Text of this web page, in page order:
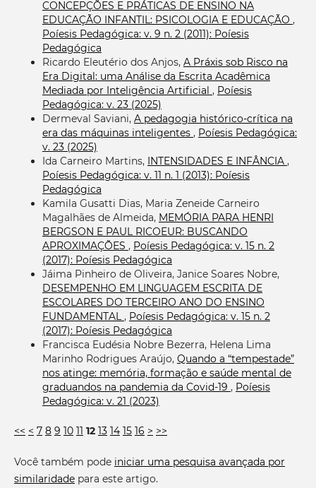
CONCEPÇÕES E PRÁTICAS DE ENSINO NA
EDUCAÇÃO INFANTIL: PSICOLOGIA E EDUCAÇÃO ,
Poíesis Pedagógica: v. 9 n. 2 (2011): Poíesis
Pedagógica
Ricardo Eleutério dos Anjos, A Práxis sob Risco na
Era Digital: uma Análise da Escrita Acadêmica
Mediada por Inteligência Artificial , Poíesis
Pedagógica: v. 23 (2025)
Dermeval Saviani, A pedagogia histórico-crítica na
era das máquinas inteligentes , Poíesis Pedagógica:
v. 23 (2025)
Ida Carneiro Martins, INTENSIDADES E INFÂNCIA ,
Poíesis Pedagógica: v. 11 n. 1 (2013): Poíesis
Pedagógica
Kamila Gusatti Dias, Maria Zeneide Carneiro
Magalhães de Almeida, MEMÓRIA PARA HENRI
BERGSON E PAUL RICOEUR: BUSCANDO
APROXIMAÇÕES , Poíesis Pedagógica: v. 15 n. 2
(2017): Poíesis Pedagógica
Jáima Pinheiro de Oliveira, Janice Soares Nobre,
DESEMPENHO EM LINGUAGEM ESCRITA DE
ESCOLARES DO TERCEIRO ANO DO ENSINO
FUNDAMENTAL, Poíesis Pedagógica: v. 15 n. 2
(2017): Poíesis Pedagógica
Francisca Eudésia Nobre Bezerra, Helena Lima
Marinho Rodrigues Araújo, Quando a “tempestade”
nos atinge: memória, formação e saúde mental de
graduandos na pandemia da Covid-19 , Poíesis
Pedagógica: v. 21 (2023)
<< < 7 8 9 10 11 12 13 14 15 16 > >>
Você também pode iniciar uma pesquisa avançada por
similaridadepara este artigo.